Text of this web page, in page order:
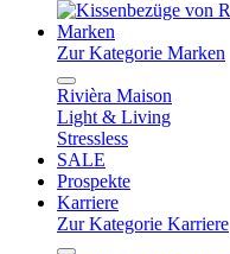
Marken
Zur Kategorie Marken
Rivièra Maison
Light & Living
Stressless
SALE
Prospekte
Karriere
Zur Kategorie Karriere